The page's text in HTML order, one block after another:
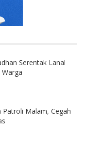
Serentak Lanal
Malam, Cegah